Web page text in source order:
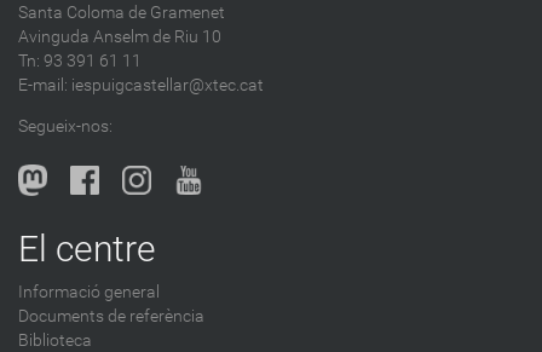
e
s
a
b
l
o
-
Santa Coloma de Gramenet
Avinguda Anselm de Riu 10
Tn: 93 391 61 11
E-mail: iespuigcastellar@xtec.cat
Segueix-nos:
El centre
Informació general
Documents de referència
Biblioteca